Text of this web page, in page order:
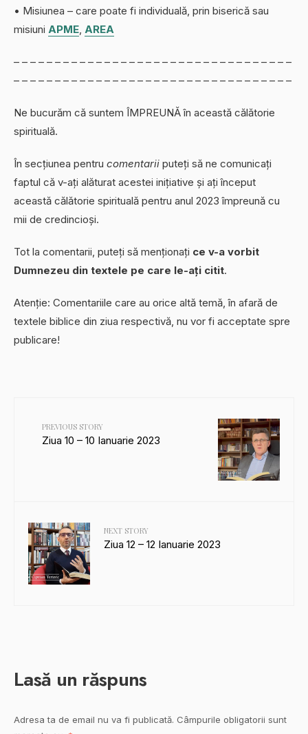
• Misiunea – care poate fi individuală, prin biserică sau
misiuni APME, AREA
– – – – – – – – – – – – – – – – – – – – – – – – – – – – – – – – – –
– – – – – – – – – – – – – – – – – – – – – – – – – – – – – – – – – –
Ne bucurăm că suntem ÎMPREUNĂ în această călătorie
spirituală.
În secțiunea pentru comentarii puteți să ne comunicați
faptul că v-ați alăturat acestei inițiative și ați început
această călătorie spirituală pentru anul 2023 împreună cu
mii de credincioși.
Tot la comentarii, puteți să menționați ce v-a vorbit
Dumnezeu din textele pe care le-ați citit.
Atenție: Comentariile care au orice altă temă, în afară de
textele biblice din ziua respectivă, nu vor fi acceptate spre
publicare!
PREVIOUS STORY
Ziua 10 – 10 Ianuarie 2023
NEXT STORY
Ziua 12 – 12 Ianuarie 2023
Lasă un răspuns
Adresa ta de email nu va fi publicată. Câmpurile obligatorii sunt